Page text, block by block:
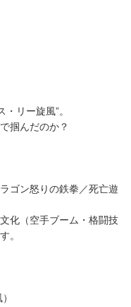
リー旋風”。
掴んだのか？
ゴン怒りの鉄拳／死亡遊
化（空手ブーム・格闘技
。